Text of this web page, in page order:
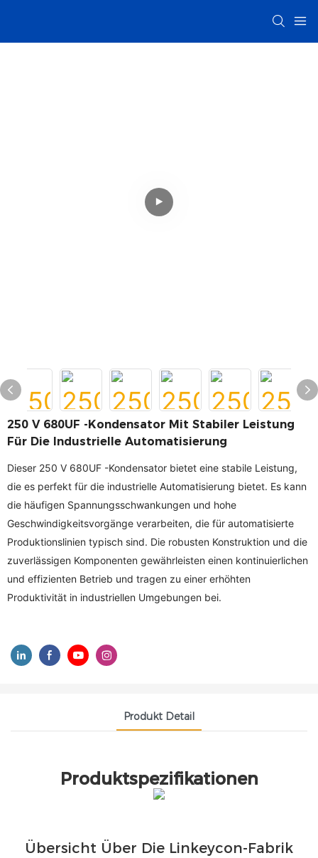
250 V 680UF -Kondensator Mit Stabiler Leistung
Für Die Industrielle Automatisierung
Dieser 250 V 680UF -Kondensator bietet eine stabile Leistung,
die es perfekt für die industrielle Automatisierung bietet. Es kann
die häufigen Spannungsschwankungen und hohe
Geschwindigkeitsvorgänge verarbeiten, die für automatisierte
Produktionslinien typisch sind. Die robusten Konstruktion und die
zuverlässigen Komponenten gewährleisten einen kontinuierlichen
und effizienten Betrieb und tragen zu einer erhöhten
Produktivität in industriellen Umgebungen bei.
Produkt Detail
Produktspezifikationen
Übersicht Über Die Linkeycon-Fabrik